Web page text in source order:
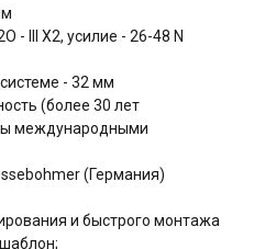
- III Х2, усилие - 26-48 N
системе - 32 мм
(более 30 лет
международными
(Германия)
и быстрого монтажа